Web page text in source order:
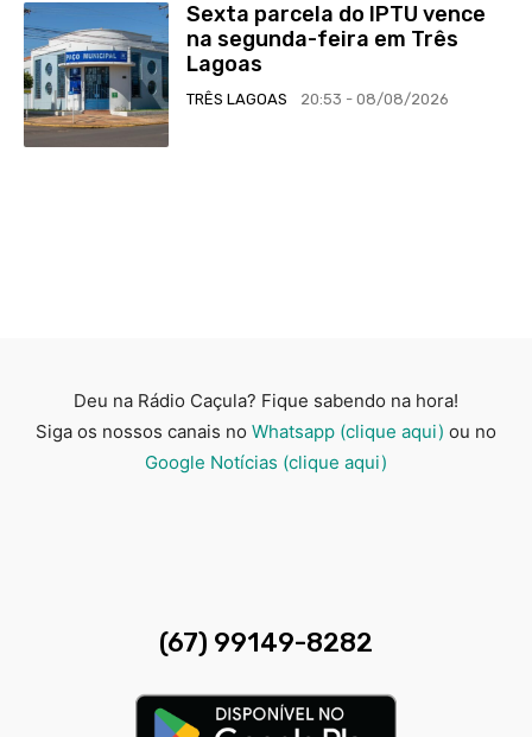
Sexta parcela do IPTU vence
na segunda-feira em Três
Lagoas
TRÊS LAGOAS 20:53 - 08/08/2026
Deu na Rádio Caçula? Fique sabendo na hora!
Siga os nossos canais no Whatsapp (clique aqui) ou no
Google Notícias (clique aqui)
(67) 99149-8282